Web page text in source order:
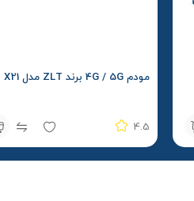
مودم 4G / 5G برند ZLT مدل X21
4.5